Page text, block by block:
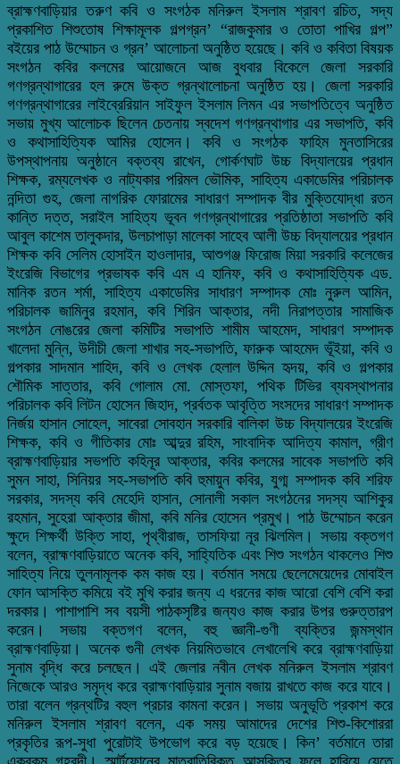
ব্রাহ্মণবাড়িয়ার তরুণ কবি ও সংগঠক মনিরুল ইসলাম শ্রাবণ রচিত, সদ্য
প্রকাশিত শিশুতোষ শিক্ষামূলক গল্পগ্রন’ “রাজকুমার ও তোতা পাখির গল্প”
বইয়ের পাঠ উম্মোচন ও গ্রন’ আলোচনা অনুষ্ঠিত হয়েছে। কবি ও কবিতা বিষয়ক
সংগঠন কবির কলমের আয়োজনে আজ বুধবার বিকেলে জেলা সরকারি
গণগ্রন্থাগারের হল রুমে উক্ত গ্রন্থালোচনা অনুষ্ঠিত হয়। জেলা সরকারি
গণগ্রন্থাগারের লাইব্রেরিয়ান সাইফুল ইসলাম লিমন এর সভাপতিত্বে অনুষ্ঠিত
সভায় মুখ্য আলোচক ছিলেন চেতনায় স্বদেশ গণগ্রন্থাগার এর সভাপতি, কবি
ও কথাসাহিত্যিক আমির হোসেন। কবি ও সংগঠক ফাহিম মুনতাসিরের
উপস্থাপনায় অনুষ্ঠানে বক্তব্য রাখেন, গোর্কণঘাট উচ্চ বিদ্যালয়ের প্রধান
শিক্ষক, রম্যলেখক ও নাট্যকার পরিমল ভৌমিক, সাহিত্য একাডেমির পরিচালক
নন্দিতা গুহ, জেলা নাগরিক ফোরামের সাধারণ সম্পাদক বীর মুক্তিযোদ্ধা রতন
কান্তি দত্ত, সরাইল সাহিত্য ভূবন গণগ্রন্থাগারের প্রতিষ্ঠাতা সভাপতি কবি
আবুল কাশেম তালুকদার, উলচাপাড়া মালেকা সাহেব আলী উচ্চ বিদ্যালয়ের প্রধান
শিক্ষক কবি সেলিম হোসাইন হাওলাদার, আশুগঞ্জ ফিরোজ মিয়া সরকারি কলেজের
ইংরেজি বিভাগের প্রভাষক কবি এম এ হানিফ, কবি ও কথাসাহিত্যিক এড.
মানিক রতন শর্মা, সাহিত্য একাডেমির সাধারণ সম্পাদক মোঃ নুরুল আমিন,
পরিচালক জামিনুর রহমান, কবি শিরিন আক্তার, নদী নিরাপত্তার সামাজিক
সংগঠন নোঙরের জেলা কমিটির সভাপতি শামীম আহমেদ, সাধারণ সম্পাদক
খালেদা মুন্নি, উদীচী জেলা শাখার সহ-সভাপতি, ফারুক আহমেদ ভূঁইয়া, কবি ও
গল্পকার সাদমান শাহিদ, কবি ও লেখক হেলাল উদ্দিন হৃদয়, কবি ও গল্পকার
শৌমিক সাত্তার, কবি গোলাম মো. মোস্তফা, পথিক টিভির ব্যবস্থাপনার
পরিচালক কবি লিটন হোসেন জিহাদ, প্রর্বতক আবৃত্তি সংসদের সাধারণ সম্পাদক
নির্জয় হাসান সোহেল, সাবেরা সোবহান সরকারি বালিকা উচ্চ বিদ্যালয়ের ইংরেজি
শিক্ষক, কবি ও গীতিকার মোঃ আব্দুর রহিম, সাংবাদিক আদিত্য কামাল, গ্রীণ
ব্রাহ্মণবাড়িয়ার সভপতি কহিনূর আক্তার, কবির কলমের সাবেক সভাপতি কবি
সুমন সাহা, সিনিয়র সহ-সভাপতি কবি হুমায়ুন কবির, যুগ্ম সম্পাদক কবি শরিফ
সরকার, সদস্য কবি মেহেদি হাসান, সোনালী সকাল সংগঠনের সদস্য আশিকুর
রহমান, সুহেরা আক্তার জীমা, কবি মনির হোসেন প্রমুখ। পাঠ উম্মোচন করেন
ক্ষুদে শিক্ষর্থী উক্তি সাহা, পৃথ্বীরাজ, তাসফিয়া নূর ঝিলমিল। সভায় বক্তগণ
বলেন, ব্রাহ্মণবাড়িয়াতে অনেক কবি, সাহ্যিতিক এবং শিশু সংগঠন থাকলেও শিশু
সাহিত্য নিয়ে তুলনামূলক কম কাজ হয়। বর্তমান সময়ে ছেলেমেয়েদের মোবাইল
ফোন আসক্তি কমিয়ে বই মুখি করার জন্য এ ধরনের কাজ আরো বেশি বেশি করা
দরকার। পাশাপাশি সব বয়সী পাঠকসৃষ্টির জন্যও কাজ করার উপর গুরুত্তারপ
করেন। সভায় বক্তগণ বলেন, বহু জ্ঞানী-গুণী ব্যক্তির জন্মস্থান
ব্রাহ্মণবাড়িয়া। অনেক গুনী লেখক নিয়মিতভাবে লেখালেখি করে ব্রাহ্মণবাড়িয়া
সুনাম বৃদ্ধি করে চলছেন। এই জেলার নবীন লেখক মনিরুল ইসলাম শ্রাবণ
নিজেকে আরও সমৃদ্ধ করে ব্রাহ্মণবাড়িয়ার সুনাম বজায় রাখতে কাজ করে যাবে।
তারা বলেন গ্রন্থটির বহুল প্রচার কামনা করেন। সভায় অনুভূতি প্রকাশ করে
মনিরুল ইসলাম শ্রাবণ বলেন, এক সময় আমাদের দেশের শিশু-কিশোররা
প্রকৃতির রূপ-সুধা পুরোটাই উপভোগ করে বড় হয়েছে। কিন’ বর্তমানে তারা